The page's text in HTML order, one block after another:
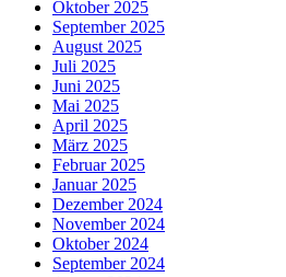
Oktober 2025
September 2025
August 2025
Juli 2025
Juni 2025
Mai 2025
April 2025
März 2025
Februar 2025
Januar 2025
Dezember 2024
November 2024
Oktober 2024
September 2024